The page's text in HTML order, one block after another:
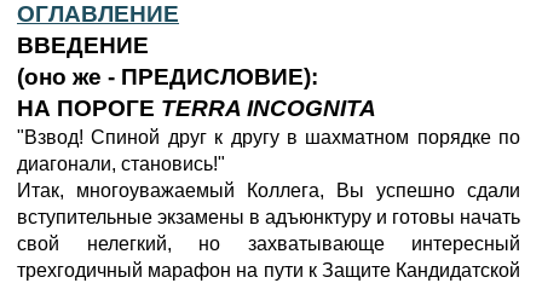
ОГЛАВЛЕНИЕ
ВВЕДЕНИЕ
(оно же - ПРЕДИСЛОВИЕ):
НА ПОРОГЕ TERRA INCOGNITA
"Взвод! Спиной друг к другу в шахматном порядке по
диагонали, становись!"
Итак, многоуважаемый Коллега, Вы успешно сдали
вступительные экзамены в адъюнктуру и готовы начать
свой нелегкий, но захватывающе интересный
трехгодичный марафон на пути к Защите Кандидатской